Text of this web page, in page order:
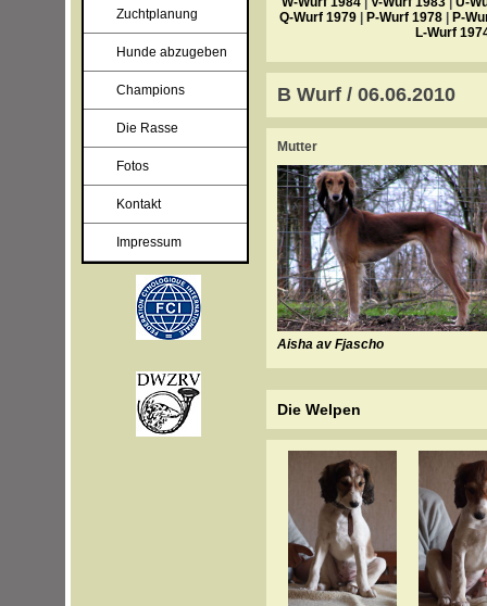
Zuchtplanung
Hunde abzugeben
Champions
Die Rasse
Fotos
Kontakt
Impressum
Q-Wurf 1979
P-Wurf 1978
P-
L-Wurf
B Wurf / 06.06.2010
Mutter
Aisha av Fjascho
Die Welpen